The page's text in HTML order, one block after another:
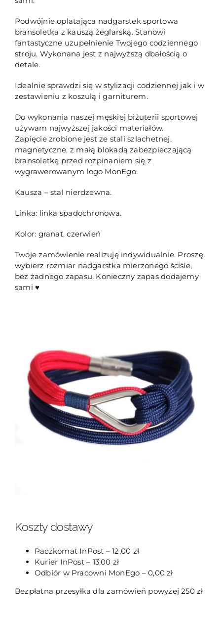
Podwójnie oplatająca nadgarstek sportowa
bransoletka z kauszą żeglarską. Stanowi
fantastyczne uzupełnienie Twojego codziennego
stroju. Wykonana jest z najwyższą dbałością o
detale.
Idealnie sprawdzi się w stylizacji codziennej jak i w
zestawieniu z koszulą i garniturem.
Do wykonania naszej męskiej biżuterii sportowej
używam najwyższej jakości materiałów.
Zapięcie zrobione jest ze stali szlachetnej,
magnetyczne, z małą blokadą zabezpieczającą
bransoletkę przed rozpinaniem się z
wygrawerowanym logo MonEgo.
Kausza – stal nierdzewna.
Linka: linka spadochronowa.
Kolor: granat, czerwień
Twoje zamówienie realizuję indywidualnie. Proszę,
wybierz rozmiar nadgarstka mierzonego ściśle,
bez żadnego zapasu. Konieczny zapas dodajemy
sami ♥
Koszty dostawy
Paczkomat InPost – 12,00 zł
Kurier InPost – 13,00 zł
Odbiór w Pracowni MonEgo – 0,00 zł
Bezpłatna przesyłka dla zamówień powyżej 250 zł